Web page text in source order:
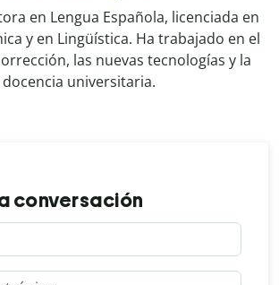
en Lengua Española, licenciada en
y en Lingüística. Ha trabajado en el
las nuevas tecnologías y la
docencia universitaria.
conversación